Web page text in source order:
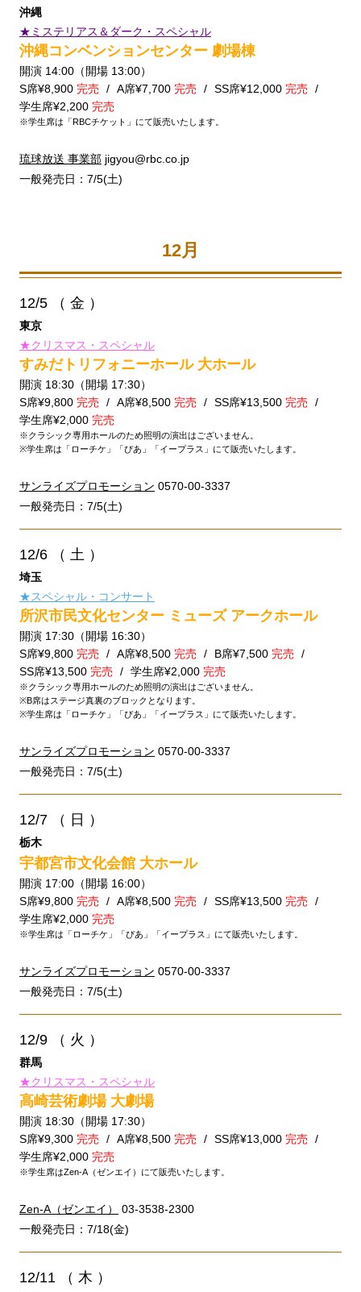
沖縄
★ミステリアス＆ダーク・スペシャル
沖縄コンベンションセンター 劇場棟
開演 14:00（開場 13:00）
S席¥8,900 完売 A席¥7,700 完売 SS席¥12,000 完売
学生席¥2,200 完売
※学生席は「RBCチケット」にて販売いたします。
琉球放送 事業部jigyou@rbc.co.jp
一般発売日：7/5(土)
12月
12/5 （ 金 ）
東京
★クリスマス・スペシャル
すみだトリフォニーホール 大ホール
開演 18:30（開場 17:30）
S席¥9,800 完売 A席¥8,500 完売 SS席¥13,500 完売
学生席¥2,000 完売
※クラシック専用ホールのため照明の演出はございません。
※学生席は「ローチケ」「ぴあ」「イープラス」にて販売いたします。
サンライズプロモーション 0570-00-3337
一般発売日：7/5(土)
12/6 （ 土 ）
埼玉
★スペシャル・コンサート
所沢市民文化センター ミューズ アークホール
開演 17:30（開場 16:30）
S席¥9,800 完売 A席¥8,500 完売 B席¥7,500 完売
SS席¥13,500 完売 学生席¥2,000 完売
※クラシック専用ホールのため照明の演出はございません。
※B席はステージ真裏のブロックとなります。
※学生席は「ローチケ」「ぴあ」「イープラス」にて販売いたします。
サンライズプロモーション 0570-00-3337
一般発売日：7/5(土)
12/7 （ 日 ）
栃木
宇都宮市文化会館 大ホール
開演 17:00（開場 16:00）
S席¥9,800 完売 A席¥8,500 完売 SS席¥13,500 完売
学生席¥2,000 完売
※学生席は「ローチケ」「ぴあ」「イープラス」にて販売いたします。
サンライズプロモーション 0570-00-3337
一般発売日：7/5(土)
12/9 （ 火 ）
群馬
★クリスマス・スペシャル
高崎芸術劇場 大劇場
開演 18:30（開場 17:30）
S席¥9,300 完売 A席¥8,500 完売 SS席¥13,000 完売
学生席¥2,000 完売
※学生席はZen-A（ゼンエイ）にて販売いたします。
Zen-A（ゼンエイ）
03-3538-2300
一般発売日：7/18(金)
12/11 （ 木 ）